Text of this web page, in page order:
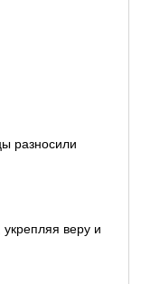
разносили
веру и